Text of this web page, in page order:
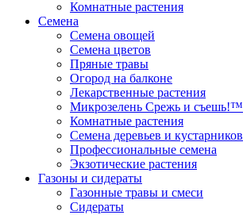
Комнатные растения
Семена
Семена овощей
Семена цветов
Пряные травы
Огород на балконе
Лекарственные растения
Микрозелень Срежь и съешь!™
Комнатные растения
Семена деревьев и кустарников
Профессиональные семена
Экзотические растения
Газоны и сидераты
Газонные травы и смеси
Сидераты